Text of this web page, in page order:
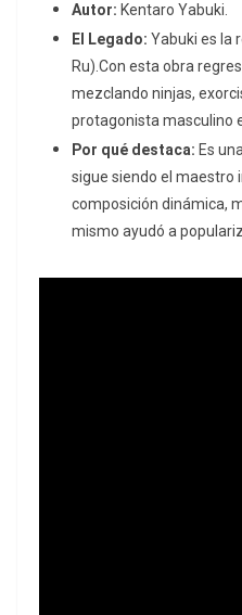
Autor: Kentaro Yabuki.
El Legado: Yabuki es la
Ru). Con esta obra
mezclando ninjas,
protagonista masculino
Por qué destaca: Es
sigue siendo el maestro
composición dinámica,
mismo ayudó a